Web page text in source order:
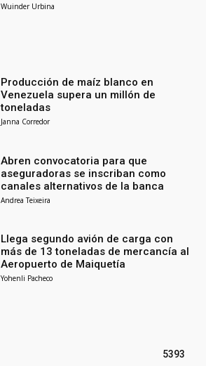
Wuinder Urbina
Producción de maíz blanco en
Venezuela supera un millón de
toneladas
Janna Corredor
Abren convocatoria para que
aseguradoras se inscriban como
canales alternativos de la banca
Andrea Teixeira
Llega segundo avión de carga con
más de 13 toneladas de mercancía al
Aeropuerto de Maiquetía
Yohenli Pacheco
5393